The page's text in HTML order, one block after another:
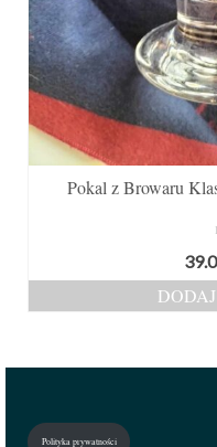
Pokal z Browaru
Polityka prywatności